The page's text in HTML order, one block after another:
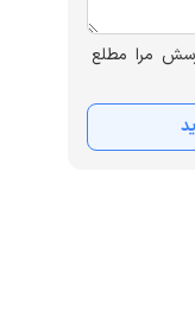
مرا مطلع